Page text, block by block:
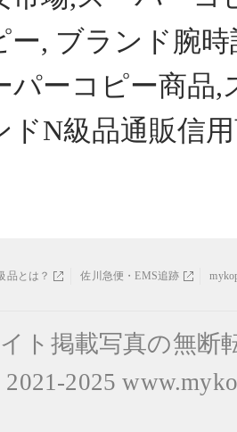
ー, ブランド腕
パーコピー商品
ドN級品通販信
品とは？ 佐川急便・EMS追跡
ト掲載写真の無断
2025